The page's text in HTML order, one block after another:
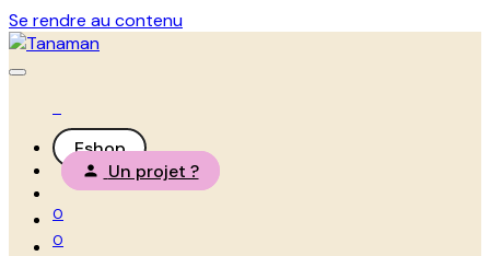
Se rendre au contenu
Eshop
Un projet ?
0
0